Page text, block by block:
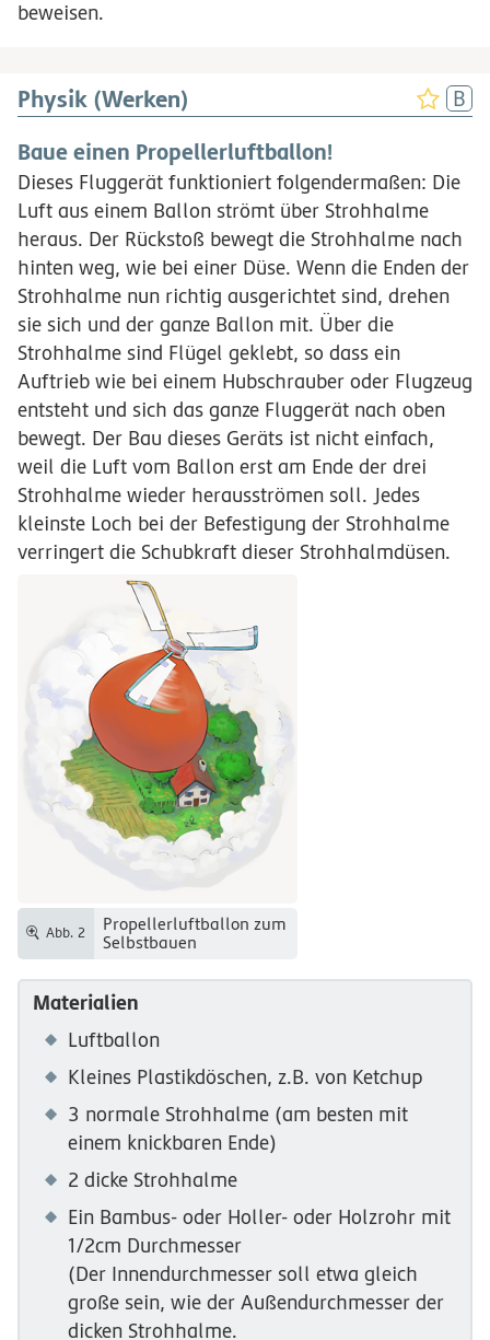
beweisen.
Physik (Werken)
Baue einen Propellerluftballon!
Dieses Fluggerät funktioniert folgendermaßen: Die
Luft aus einem Ballon strömt über Strohhalme
heraus. Der Rückstoß bewegt die Strohhalme nach
hinten weg, wie bei einer Düse. Wenn die Enden der
Strohhalme nun richtig ausgerichtet sind, drehen
sie sich und der ganze Ballon mit. Über die
Strohhalme sind Flügel geklebt, so dass ein
Auftrieb wie bei einem Hubschrauber oder Flugzeug
entsteht und sich das ganze Fluggerät nach oben
bewegt. Der Bau dieses Geräts ist nicht einfach,
weil die Luft vom Ballon erst am Ende der drei
Strohhalme wieder herausströmen soll. Jedes
kleinste Loch bei der Befestigung der Strohhalme
verringert die Schubkraft dieser Strohhalmdüsen.
Abb. 2
Propellerluftballon zum
Selbstbauen
Materialien
Luftballon
Kleines Plastikdöschen, z.B. von Ketchup
3 normale Strohhalme (am besten mit
einem knickbaren Ende)
2 dicke Strohhalme
Ein Bambus- oder Holler- oder Holzrohr mit
1/2cm Durchmesser
(Der Innendurchmesser soll etwa gleich
große sein, wie der Außendurchmesser der
dicken Strohhalme.